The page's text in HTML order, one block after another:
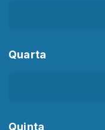
Quarta
Quinta